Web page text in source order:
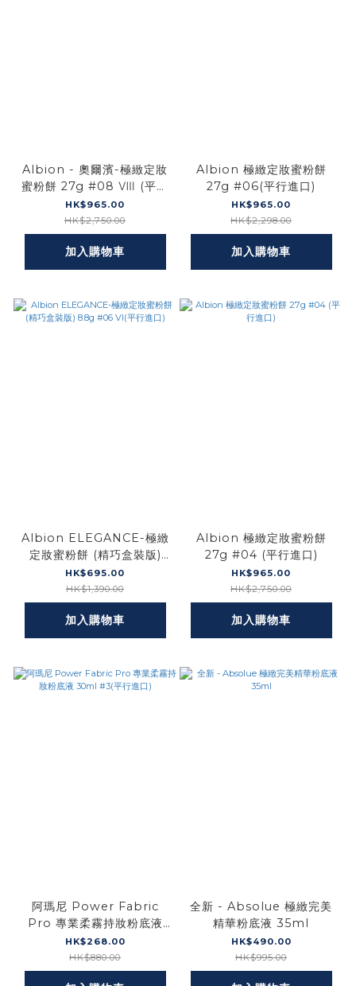
Albion - 奧爾濱-極緻定妝
蜜粉餅 27g #08 Ⅷ (平行
進口)
HK$965.00
HK$2,750.00
加入購物車
Albion 極緻定妝蜜粉餅
27g #06(平行進口)
HK$965.00
HK$2,298.00
加入購物車
Albion ELEGANCE-極緻
定妝蜜粉餅 (精巧盒裝版)
8.8g #06 VI(平行進口)
HK$695.00
HK$1,390.00
加入購物車
Albion 極緻定妝蜜粉餅
27g #04 (平行進口)
HK$965.00
HK$2,750.00
加入購物車
阿瑪尼 Power Fabric
Pro 專業柔霧持妝粉底液
30ml #3(平行進口)
HK$268.00
HK$880.00
全新 - Absolue 極緻完美
精華粉底液 35ml
HK$490.00
HK$995.00